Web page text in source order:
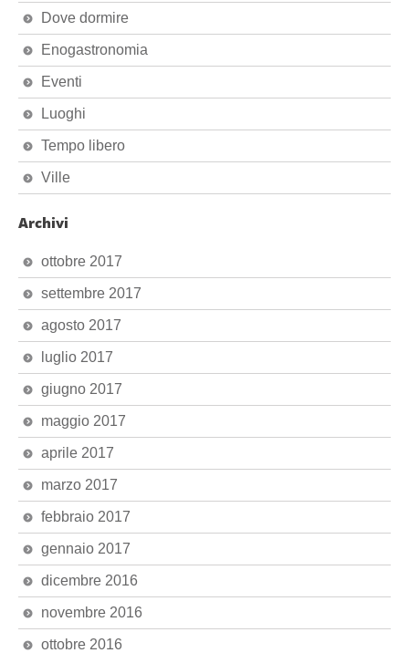
Dove dormire
Enogastronomia
Eventi
Luoghi
Tempo libero
Ville
Archivi
ottobre 2017
settembre 2017
agosto 2017
luglio 2017
giugno 2017
maggio 2017
aprile 2017
marzo 2017
febbraio 2017
gennaio 2017
dicembre 2016
novembre 2016
ottobre 2016